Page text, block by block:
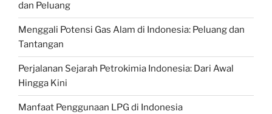
dan Peluang
Menggali Potensi Gas Alam di Indonesia: Peluang dan
Tantangan
Perjalanan Sejarah Petrokimia Indonesia: Dari Awal
Hingga Kini
Manfaat Penggunaan LPG di Indonesia